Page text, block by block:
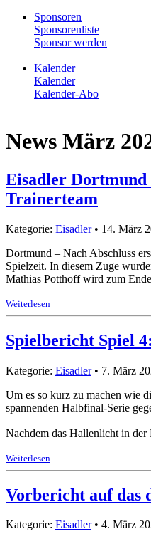
Sponsoren
Sponsorenliste
Sponsor werden
Kalender
Kalender
Kalender-Abo
News März
Eisadler Dortmund
Trainerteam
Kategorie: Eisadler• 14. März
Dortmund – Nach Abschluss
Spielzeit. In diesem Zuge
Mathias Potthoff wird zum
Weiterlesen
Spielbericht Spiel
Kategorie: Eisadler• 7. März
Um es so kurz zu machen wie
spannenden Halbfinal-Serie
Nachdem das Hallenlicht in
Weiterlesen
Vorbericht auf das
Kategorie: Eisadler• 4. März